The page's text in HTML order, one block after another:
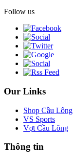
Follow us
Our Links
Shop Cầu Lông
VS Sports
Vợt Cầu Lông
Thông tin